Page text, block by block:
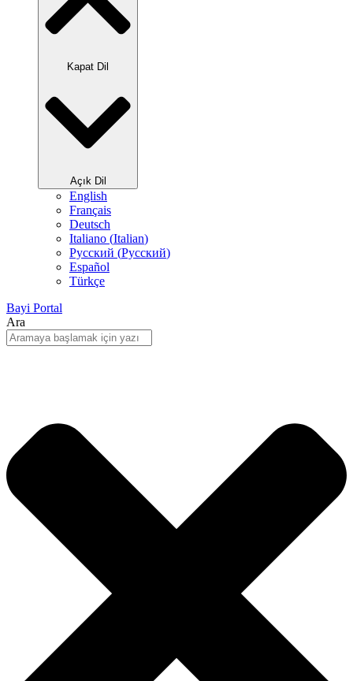
Kapat Dil
Açık Dil
English
Français
Deutsch
Italiano (Italian)
Русский (Pусский)
Español
Türkçe
Bayi Portal
Ara